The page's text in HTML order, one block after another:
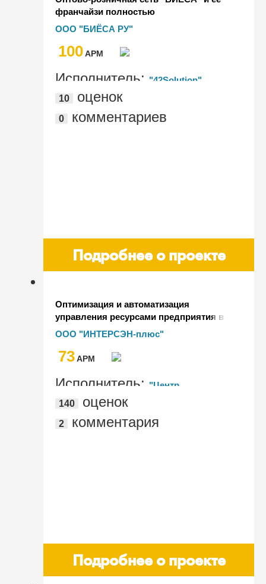
франчайзи полностью
автоматизированы с помощью
взаимоотношениями с клиентами
ООО "БИЁСА РУ"
100AРМ
Исполнитель: "42Solution"
10
оценок
0 комментариев
Подробнее о проекте
Оптимизация и автоматизация
управления ресурсами предприятия в
ООО "ИНТЕРСЭН-плюс"
ООО "ИНТЕРСЭН-плюс"
73AРМ
Исполнитель: "Центр
Автоматизации"
140 оценок
2 комментария
Подробнее о проекте